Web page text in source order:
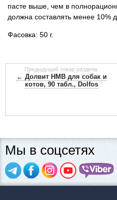
пасте выше, чем в
должна составлять менее 10%
Фасовка: 50 г.
Предыдущий товар раздела:
← Долвит НМВ для собак и
котов, 90 табл., Dolfos
Мы в соцсетях